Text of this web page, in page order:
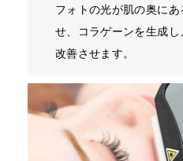
フォトの光が肌の奥に
せ、コラゲーンを生成
改善させます。